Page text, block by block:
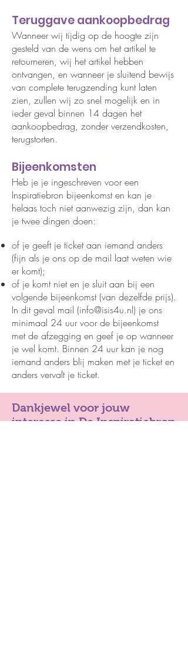
Teruggave aankoopbedrag
Wanneer wij tijdig op de hoogte zijn
gesteld van de wens om het artikel te
retourneren, wij het artikel hebben
ontvangen, en wanneer je sluitend bewijs
van complete terugzending kunt laten
zien, zullen wij zo snel mogelijk en in
ieder geval binnen 14 dagen het
aankoopbedrag, zonder verzendkosten,
terugstorten.
Bijeenkomsten
Heb je je ingeschreven voor een
Inspiratiebron bijeenkomst en kan je
helaas toch niet aanwezig zijn, dan kan
je twee dingen doen:
of je geeft je ticket aan iemand anders
(fijn als je ons op de mail laat weten wie
er komt);
of je komt niet en je sluit aan bij een
volgende bijeenkomst (van dezelfde prijs).
In dit geval mail (info@isis4u.nl) je ons
minimaal 24 uur voor de bijeenkomst
met de afzegging en geef je op wanneer
je wel komt. Binnen 24 uur kan je nog
iemand anders blij maken met je ticket en
anders vervalt je ticket.
Dankjewel voor jouw
interesseinDe Inspiratiebron.